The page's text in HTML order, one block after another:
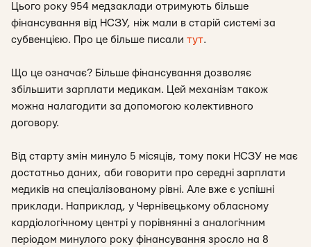
Цього року 954 медзаклади отримують більше
фінансування від НСЗУ, ніж мали в старій системі за
субвенцією. Про це більше писали тут.
Що це означає? Більше фінансування дозволяє
збільшити зарплати медикам. Цей механізм також
можна налагодити за допомогою колективного
договору.
Від старту змін минуло 5 місяців, тому поки НСЗУ не має
достатньо даних, аби говорити про середні зарплати
медиків на спеціалізованому рівні. Але вже є успішні
приклади. Наприклад, у Чернівецькому обласному
кардіологічному центрі у порівнянні з аналогічним
періодом минулого року фінансування зросло на 8